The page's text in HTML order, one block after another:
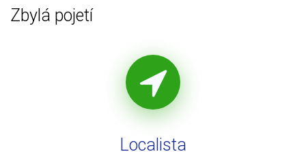
Zbylá pojetí
Localista